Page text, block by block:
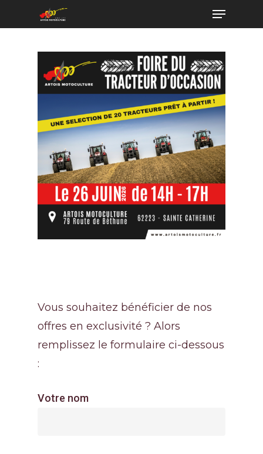
Vous souhaitez bénéficier de nos
offres en exclusivité ? Alors
remplissez le formulaire ci-dessous
:
Votre nom